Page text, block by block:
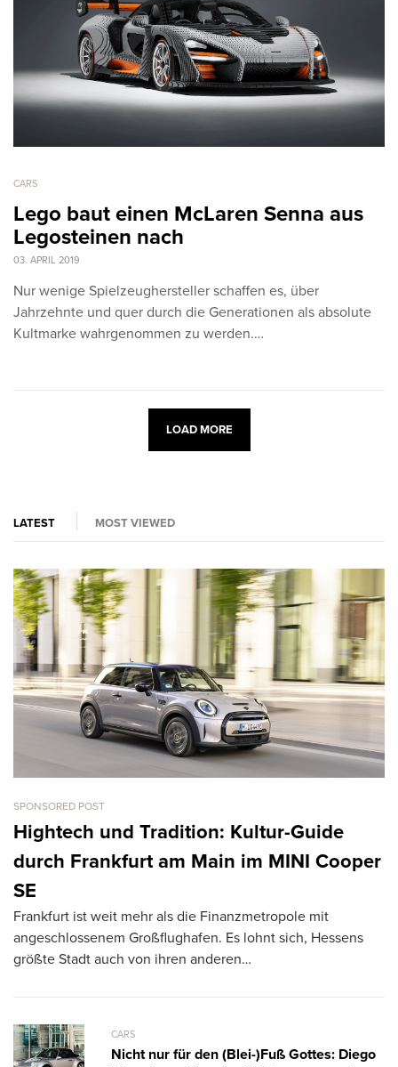
CARS
Lego baut einen McLaren Senna aus
Legosteinen nach
03. APRIL 2019
Nur wenige Spielzeughersteller schaffen es, über
Jahrzehnte und quer durch die Generationen als absolute
Kultmarke wahrgenommen zu werden.…
LOAD MORE
LATEST MOST VIEWED
SPONSORED POST
Hightech und Tradition: Kultur-Guide
durch Frankfurt am Main im MINI Cooper
SE
Frankfurt ist weit mehr als die Finanzmetropole mit
angeschlossenem Großflughafen. Es lohnt sich, Hessens
größte Stadt auch von ihren anderen…
CARS
Nicht nur für den (Blei-)Fuß Gottes: Diego